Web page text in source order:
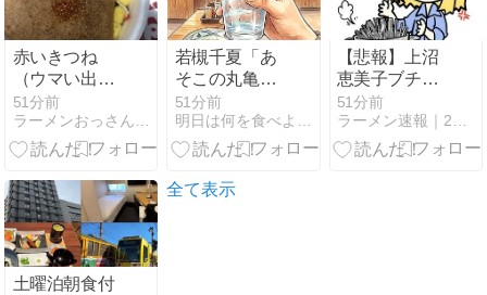
赤いきつね
（ウマい出汁
＆大きなあげ
さん）
51分前
若槻千夏「あ
そこの丸亀製
麺の水は都内
で1番おいし
い」「行って
飲んで欲し
51分前
【悲報】上沼
恵美子ブチギ
レ「簡単にそ
うめん作れ言
うけど、そう
51分前
土曜泊朝食付
全て表示